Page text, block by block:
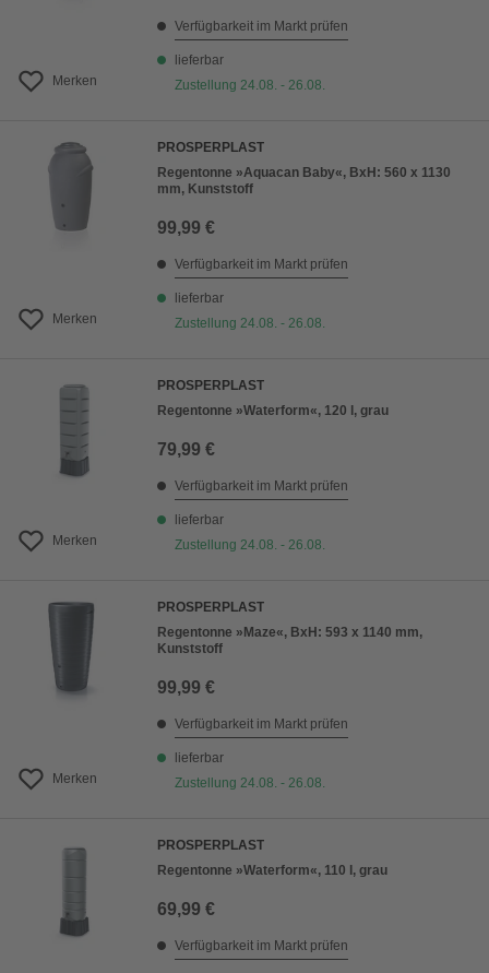
Merken
Verfügbarkeit im Markt prüfen
lieferbar
Zustellung 24.08. - 26.08.
Merken
PROSPERPLAST
Regentonne »Aquacan Baby«, BxH: 560 x 1130
mm, Kunststoff
99,99 €
Verfügbarkeit im Markt prüfen
lieferbar
Zustellung 24.08. - 26.08.
Merken
PROSPERPLAST
Regentonne »Waterform«, 120 l, grau
79,99 €
Verfügbarkeit im Markt prüfen
lieferbar
Zustellung 24.08. - 26.08.
Merken
PROSPERPLAST
Regentonne »Maze«, BxH: 593 x 1140 mm,
Kunststoff
99,99 €
Verfügbarkeit im Markt prüfen
lieferbar
Zustellung 24.08. - 26.08.
PROSPERPLAST
Regentonne »Waterform«, 110 l, grau
69,99 €
Verfügbarkeit im Markt prüfen